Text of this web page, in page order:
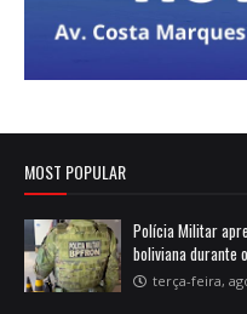
MOST POPULAR
Polícia Militar
boliviana durante
terça-feira,